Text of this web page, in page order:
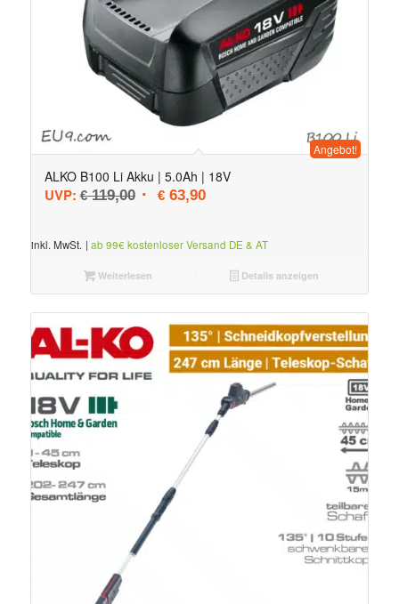
ALKO B100 Li Akku | 5.0Ah | 18V
UVP: €119,00 Ursprünglicher Preis war: € 119,00
€63,90Aktueller Preis ist: € 63,90.
Angebot!
inkl. MwSt. | ab 99€ kostenloser Versand DE & AT
Weiterlesen Details anzeigen